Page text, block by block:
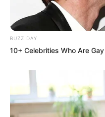
Adulto mayor que
resultó con tres
agresor